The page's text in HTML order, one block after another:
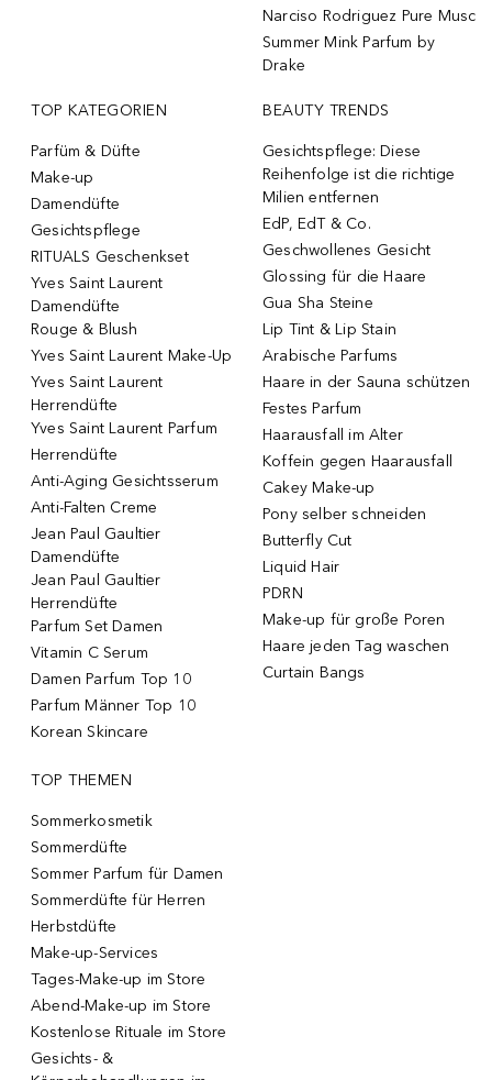
Narciso Rodriguez Pure Musc
Summer Mink Parfum by
Drake
TOP KATEGORIEN
Parfüm & Düfte
Make-up
Damendüfte
Gesichtspflege
RITUALS Geschenkset
Yves Saint Laurent
Damendüfte
Rouge & Blush
Yves Saint Laurent Make-Up
Yves Saint Laurent
Herrendüfte
Yves Saint Laurent Parfum
Herrendüfte
Anti-Aging Gesichtsserum
Anti-Falten Creme
Jean Paul Gaultier
Damendüfte
Jean Paul Gaultier
Herrendüfte
Parfum Set Damen
Vitamin C Serum
Damen Parfum Top 10
Parfum Männer Top 10
Korean Skincare
BEAUTY TRENDS
Gesichtspflege: Diese
Reihenfolge ist die richtige
Milien entfernen
EdP, EdT & Co.
Geschwollenes Gesicht
Glossing für die Haare
Gua Sha Steine
Lip Tint & Lip Stain
Arabische Parfums
Haare in der Sauna schützen
Festes Parfum
Haarausfall im Alter
Koffein gegen Haarausfall
Cakey Make-up
Pony selber schneiden
Butterfly Cut
Liquid Hair
PDRN
Make-up für große Poren
Haare jeden Tag waschen
Curtain Bangs
TOP THEMEN
Sommerkosmetik
Sommerdüfte
Sommer Parfum für Damen
Sommerdüfte für Herren
Herbstdüfte
Make-up-Services
Tages-Make-up im Store
Abend-Make-up im Store
Kostenlose Rituale im Store
Gesichts- &